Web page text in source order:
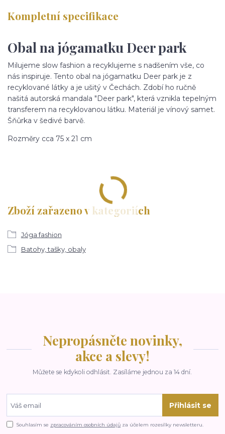
Kompletní specifikace
Obal na jógamatku Deer park
Milujeme slow fashion a recyklujeme s nadšením vše, co
nás inspiruje. Tento obal na jógamatku Deer park je z
recyklované látky a je ušitý v Čechách. Zdobí ho ručně
našitá autorská mandala "Deer park", která vznikla tepelným
transferem na recyklovanou látku. Materiál je vínový samet.
Šňůrka v šedivé barvě.
Rozměry cca 75 x 21 cm
Zboží zařazeno v kategoriích
Jóga fashion
Batohy, tašky, obaly
Nepropásněte novinky,
akce a slevy!
Můžete se kdykoli odhlásit. Zasíláme jednou za 14 dní.
Přihlásit se
Souhlasím se zpracováním osobních údajů za účelem rozesílky newsletteru.